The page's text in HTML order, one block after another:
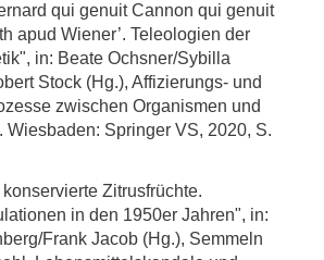
qui genuit Cannon qui genuit
apud Wiener’. Teleologien der
in: Beate Ochsner/Sybilla
Stock (Hg.), Affizierungs- und
zwischen Organismen und
Wiesbaden: Springer VS, 2020, S.
Zitrusfrüchte.
in den 1950er Jahren", in:
Frank Jacob (Hg.), Semmeln